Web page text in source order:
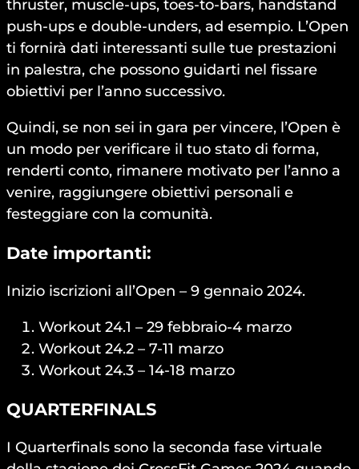
thruster, muscle-ups, toes-to-bars, handstand
push-ups e double-unders, ad esempio. L’Open
ti fornirà dati interessanti sulle tue prestazioni
in palestra, che possono guidarti nel fissare
obiettivi per l’anno successivo.
Quindi, se non sei in gara per vincere, l’Open è
un modo per verificare il tuo stato di forma,
renderti conto, rimanere motivato per l’anno a
venire, raggiungere obiettivi personali e
festeggiare con la comunità.
Date importanti:
Inizio iscrizioni all’Open – 9 gennaio 2024.
Workout 24.1 – 29 febbraio-4 marzo
Workout 24.2 – 7-11 marzo
Workout 24.3 – 14-18 marzo
QUARTERFINALS
I Quarterfinals sono la seconda fase virtuale